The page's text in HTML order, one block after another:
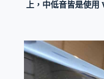
上，中低音皆是使用